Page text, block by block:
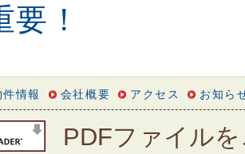
要！
件情報 会社概要 アクセス お知ら
PDFファイル